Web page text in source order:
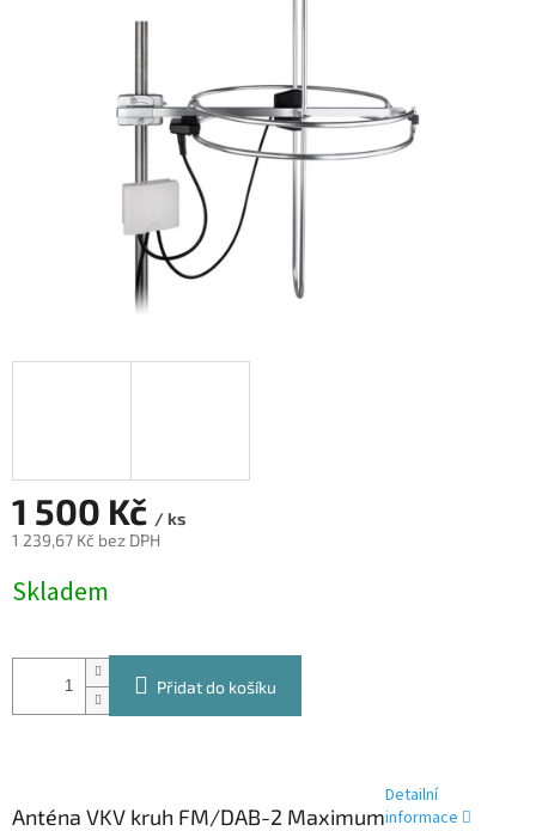
1 500 Kč / ks
1 239,67 Kč bez DPH
cena:
Skladem
Přidat do košíku
Anténa VKV kruh FM/DAB-2 Maximum
Detailní
informace